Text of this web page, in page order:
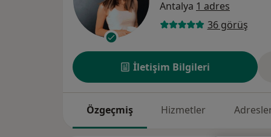
Antalya 1 adres
36 görüş
İletişim Bilgileri
Özgeçmiş Hizmetler